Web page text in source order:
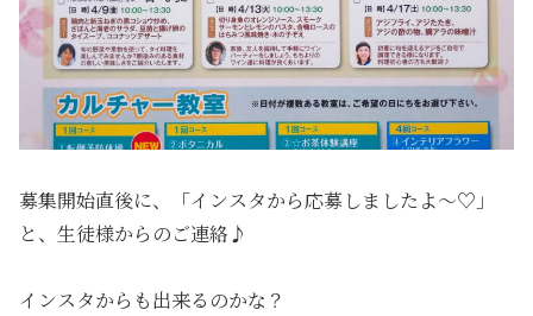
募集開始直後に、「インスタから応募しましたよ〜♡」
と、生徒様からのご連絡♪
インスタからも出来るのかな？